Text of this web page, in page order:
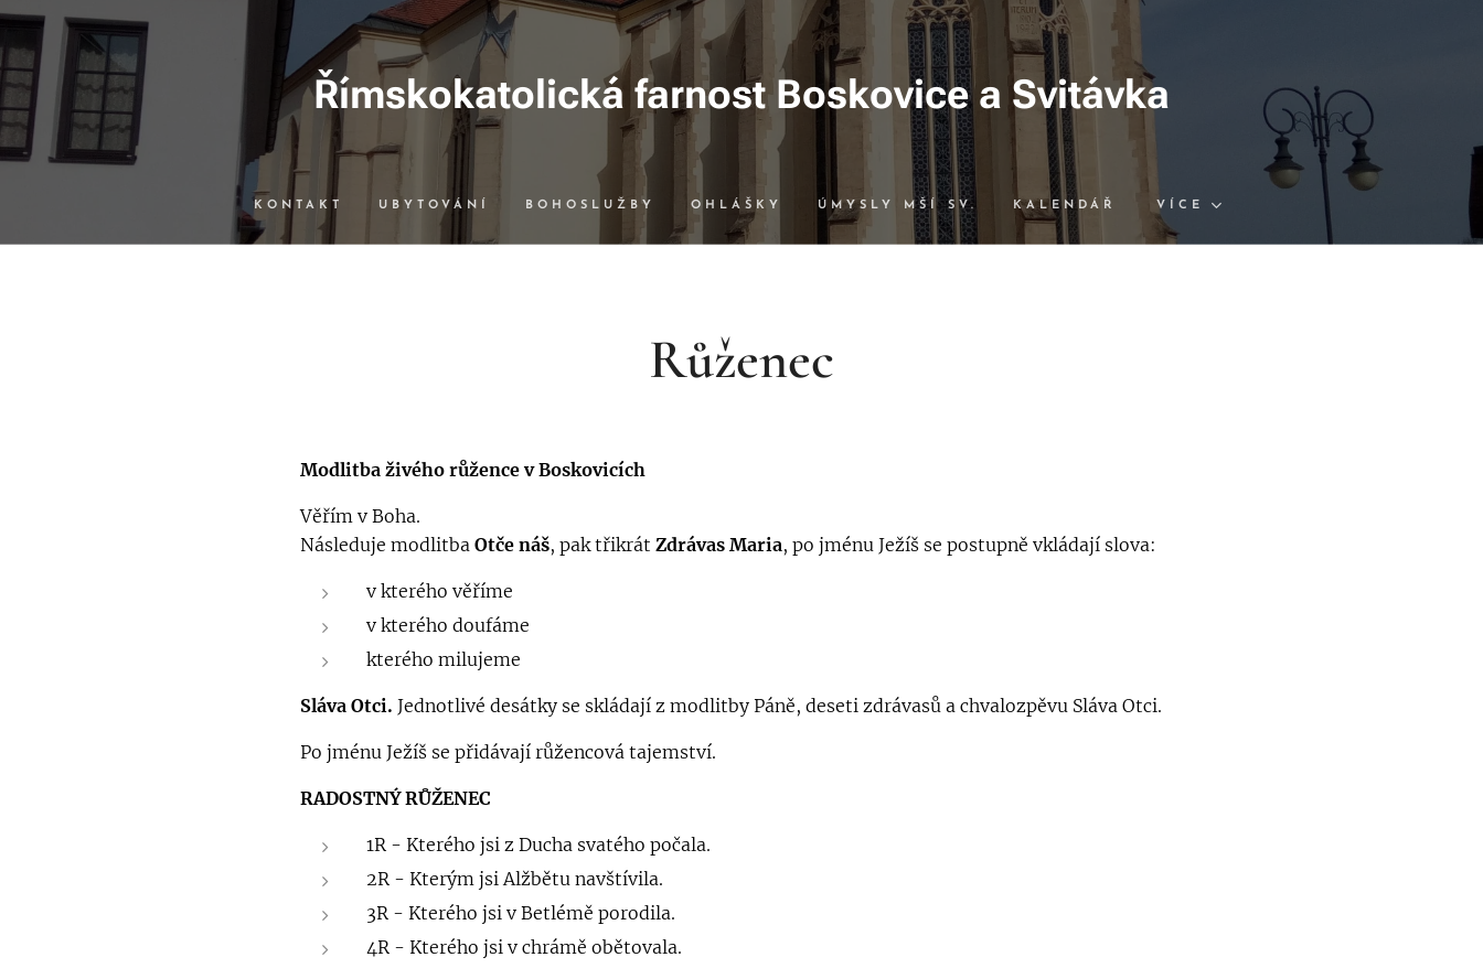
Římskokatolická farnost Boskovice a Svitávka
KONTAKT UBYTOVÁNÍ BOHOSLUŽBY OHLÁŠKY ÚMYSLY MŠÍ SV. KALENDÁŘ VÍCE
Růženec
Modlitba živého růžence v Boskovicích
Věřím v Boha.
Následuje modlitba Otče náš, pak třikrát Zdrávas Maria, po jménu Ježíš se postupně vkládají slova:
v kterého věříme
v kterého doufáme
kterého milujeme
Sláva Otci. Jednotlivé desátky se skládají z modlitby Páně, deseti zdrávasů a chvalozpěvu Sláva Otci.
Po jménu Ježíš se přidávají růžencová tajemství.
RADOSTNÝ RŮŽENEC
1R - Kterého jsi z Ducha svatého počala.
2R - Kterým jsi Alžbětu navštívila.
3R - Kterého jsi v Betlémě porodila.
4R - Kterého jsi v chrámě obětovala.